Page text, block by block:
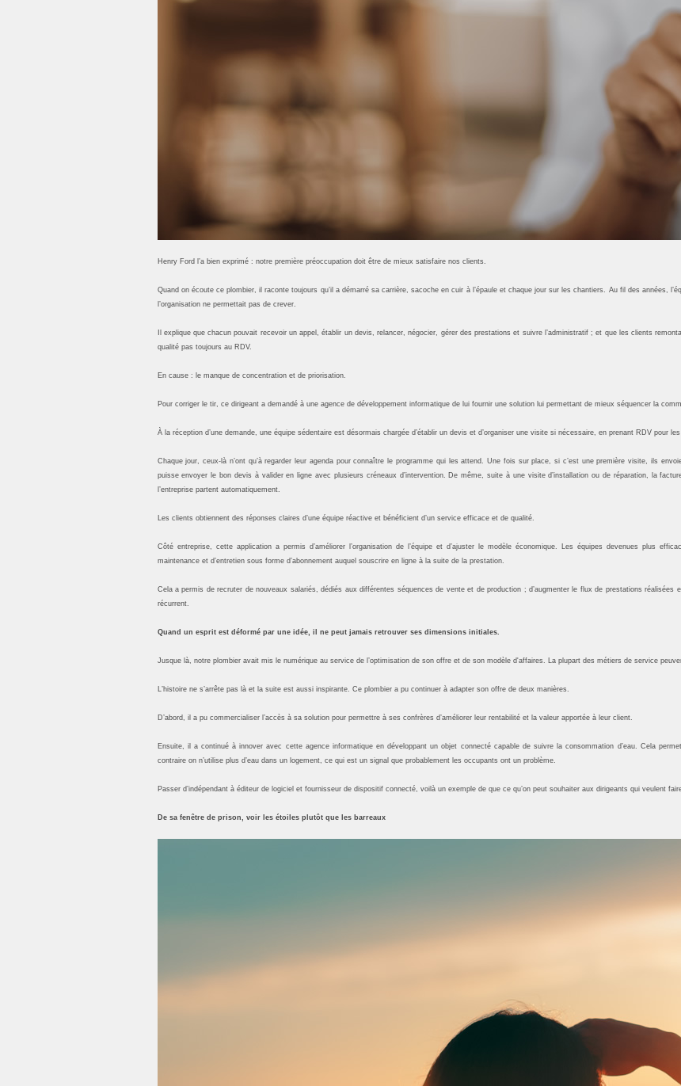
Henry Ford l’a bien exprimé : notre première préoccupation doit être de mieux satisfaire nos clients.
Quand on écoute ce plombier, il raconte toujours qu’il a démarré sa carrière, sacoche en cuir à l’épaule et chaque jour sur les chantiers. Au fil des années,
l’organisation ne permettait pas de crever.
Il explique que chacun pouvait recevoir un appel, établir un devis, relancer, négocier, gérer des prestations et suivre l’administratif ; et que les clients
qualité pas toujours au RDV.
En cause : le manque de concentration et de priorisation.
Pour corriger le tir, ce dirigeant a demandé à une agence de développement informatique de lui fournir une solution lui permettant de mieux séquencer la
À la réception d’une demande, une équipe sédentaire est désormais chargée d’établir un devis et d’organiser une visite si nécessaire, en prenant RDV pour les
Chaque jour, ceux-là n’ont qu’à regarder leur agenda pour connaître le programme qui les attend. Une fois sur place, si c’est une première visite, ils
puisse envoyer le bon devis à valider en ligne avec plusieurs créneaux d’intervention. De même, suite à une visite d’installation ou de réparation, la
l’entreprise partent automatiquement.
Les clients obtiennent des réponses claires d’une équipe réactive et bénéficient d’un service efficace et de qualité.
Côté entreprise, cette application a permis d’améliorer l’organisation de l’équipe et d’ajuster le modèle économique. Les équipes devenues plus
maintenance et d’entretien sous forme d’abonnement auquel souscrire en ligne à la suite de la prestation.
Cela a permis de recruter de nouveaux salariés, dédiés aux différentes séquences de vente et de production ; d’augmenter le flux de prestations
récurrent.
Quand un esprit est déformé par une idée, il ne peut jamais retrouver ses dimensions initiales.
Jusque là, notre plombier avait mis le numérique au service de l’optimisation de son offre et de son modèle d'affaires. La plupart des métiers de service
L’histoire ne s’arrête pas là et la suite est aussi inspirante. Ce plombier a pu continuer à adapter son offre de deux manières.
D’abord, il a pu commercialiser l’accès à sa solution pour permettre à ses confrères d’améliorer leur rentabilité et la valeur apportée à leur client.
Ensuite, il a continué à innover avec cette agence informatique en développant un objet connecté capable de suivre la consommation d’eau. Cela
contraire on n’utilise plus d’eau dans un logement, ce qui est un signal que probablement les occupants ont un problème.
Passer d’indépendant à éditeur de logiciel et fournisseur de dispositif connecté, voilà un exemple de que ce qu’on peut souhaiter aux dirigeants qui veulent
De sa fenêtre de prison, voir les étoiles plutôt que les barreaux